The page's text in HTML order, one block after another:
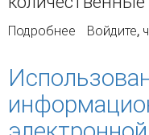
Подробнее о Анализ
Войдите,